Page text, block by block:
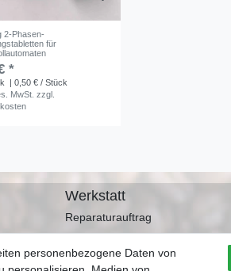
2-Phasen-
für
*
| 0,50 € / Stück
MwSt. zzgl.
Werkstatt
Reparaturauftrag
personenbezogene Daten von